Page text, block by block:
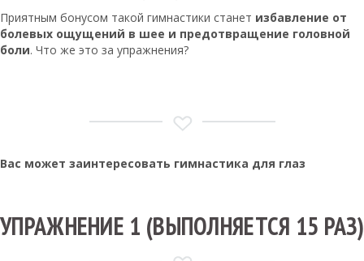
Приятным бонусом такой гимнастики станет избавление от
болевых ощущений в шее и предотвращение головной
боли. Что же это за упражнения?
Вас может заинтересовать гимнастика для глаз
УПРАЖНЕНИЕ 1 (ВЫПОЛНЯЕТСЯ 15 РАЗ)